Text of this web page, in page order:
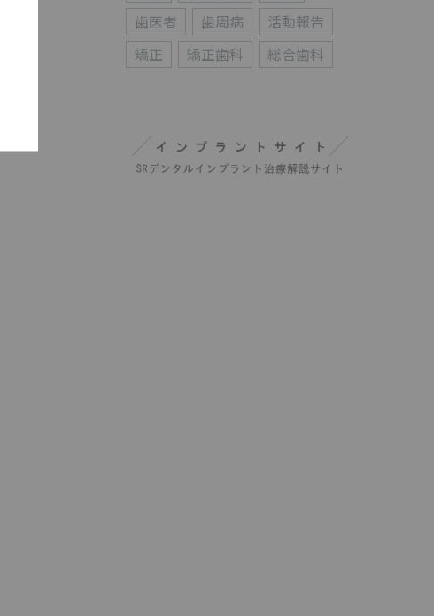
歯医者
歯周病
活動報告
矯正
矯正歯科 総合歯科